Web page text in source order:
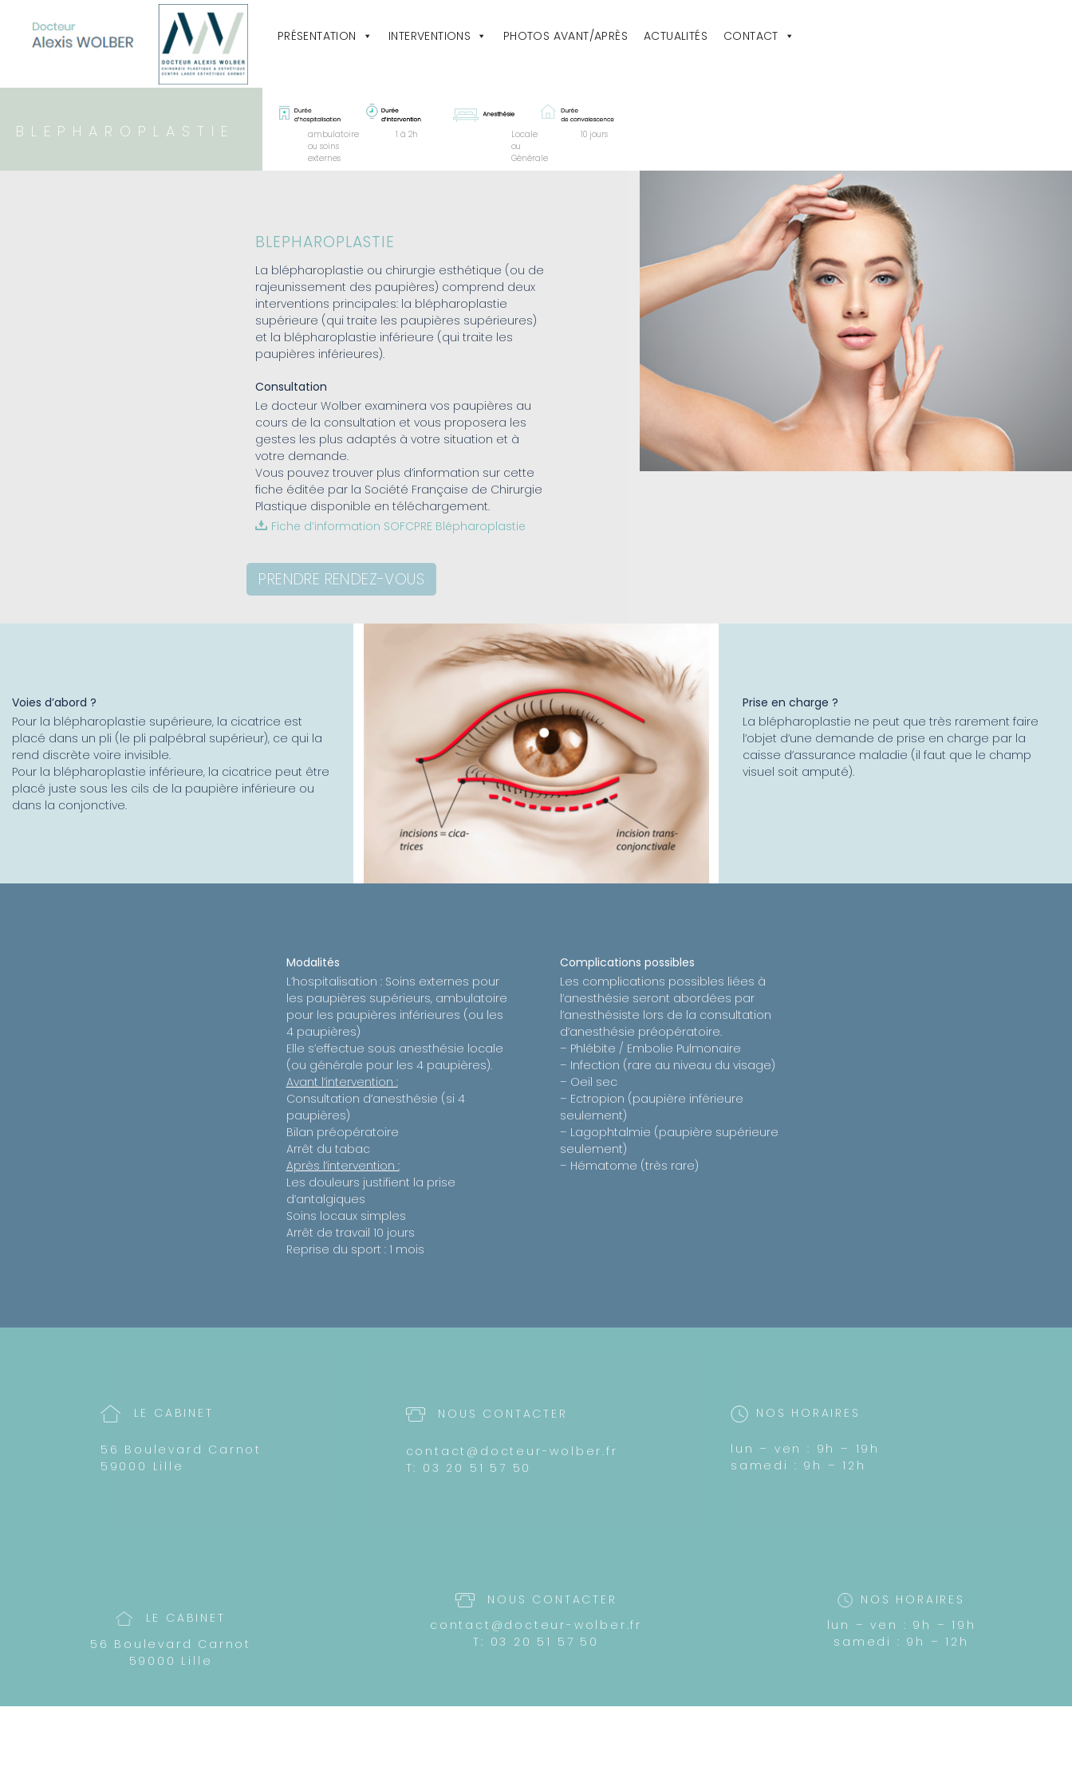
PRÉSENTATION INTERVENTIONS PHOTOS AVANT/APRÈS ACTUALITÉS CONTACT
BLEPHAROPLASTIE
ambulatoire
ou soins
externes
1 à 2h
Locale
ou
Générale
10 jours
BLEPHAROPLASTIE
La blépharoplastie ou chirurgie esthétique (ou de
rajeunissement des paupières) comprend deux
interventions principales: la blépharoplastie
supérieure (qui traite les paupières supérieures)
et la blépharoplastie inférieure (qui traite les
paupières inférieures).
Consultation
Le docteur Wolber examinera vos paupières au
cours de la consultation et vous proposera les
gestes les plus adaptés à votre situation et à
votre demande.
Vous pouvez trouver plus d’information sur cette
fiche éditée par la Société Française de Chirurgie
Plastique disponible en téléchargement.
Fiche d’information SOFCPRE Blépharoplastie
PRENDRE RENDEZ-VOUS
Voies d’abord ?
Pour la blépharoplastie supérieure, la cicatrice est
placé dans un pli (le pli palpébral supérieur), ce qui la
rend discrète voire invisible.
Pour la blépharoplastie inférieure, la cicatrice peut être
placé juste sous les cils de la paupière inférieure ou
dans la conjonctive.
Prise en charge ?
La blépharoplastie ne peut que très rarement faire
l’objet d’une demande de prise en charge par la
caisse d’assurance maladie (il faut que le champ
visuel soit amputé).
Modalités
L’hospitalisation : Soins externes pour
les paupières supérieurs, ambulatoire
pour les paupières inférieures (ou les
4 paupières)
Elle s’effectue sous anesthésie locale
(ou générale pour les 4 paupières).
Avant l’intervention :
Consultation d’anesthésie (si 4
paupières)
Bilan préopératoire
Arrêt du tabac
Après l’intervention :
Les douleurs justifient la prise
d’antalgiques
Soins locaux simples
Arrêt de travail 10 jours
Reprise du sport : 1 mois
Complications possibles
Les complications possibles liées à
l’anesthésie seront abordées par
l’anesthésiste lors de la consultation
d’anesthésie préopératoire.
– Phlébite / Embolie Pulmonaire
– Infection (rare au niveau du visage)
– Oeil sec
– Ectropion (paupière inférieure
seulement)
– Lagophtalmie (paupière supérieure
seulement)
– Hématome (très rare)
LE CABINET
56 Boulevard Carnot
59000 Lille
NOUS CONTACTER
contact@docteur-wolber.fr
T: 03 20 51 57 50
NOS HORAIRES
lun – ven : 9h – 19h
samedi : 9h – 12h
LE CABINET
56 Boulevard Carnot
59000 Lille
NOUS CONTACTER
contact@docteur-wolber.fr
T: 03 20 51 57 50
NOS HORAIRES
lun – ven : 9h – 19h
samedi : 9h – 12h